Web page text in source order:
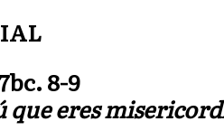
8-9
que eres